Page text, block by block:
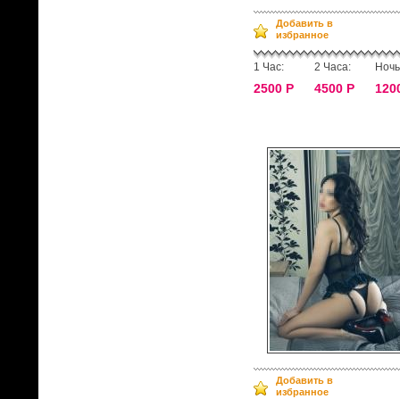
Добавить в
избранное
1 Час:
2500 Р
2 Часа:
4500 Р
Добавить в
избранное